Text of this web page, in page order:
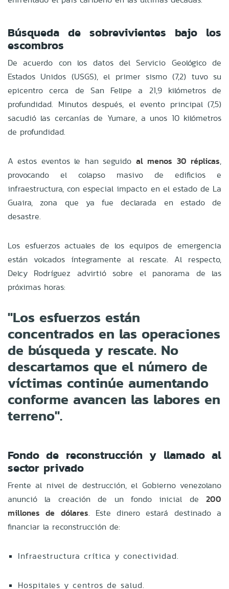
Búsqueda de sobrevivientes bajo los
escombros
De acuerdo con los datos del Servicio Geológico de
Estados Unidos (USGS), el primer sismo (7,2) tuvo su
epicentro cerca de San Felipe a 21,9 kilómetros de
profundidad. Minutos después, el evento principal (7,5)
sacudió las cercanías de Yumare, a unos 10 kilómetros
de profundidad.
A estos eventos le han seguido al menos 30 réplicas,
provocando el colapso masivo de edificios e
infraestructura, con especial impacto en el estado de La
Guaira, zona que ya fue declarada en estado de
desastre.
Los esfuerzos actuales de los equipos de emergencia
están volcados íntegramente al rescate. Al respecto,
Delcy Rodríguez advirtió sobre el panorama de las
próximas horas:
"Los esfuerzos están
concentrados en las operaciones
de búsqueda y rescate. No
descartamos que el número de
víctimas continúe aumentando
conforme avancen las labores en
terreno".
Fondo de reconstrucción y llamado al
sector privado
Frente al nivel de destrucción, el Gobierno venezolano
anunció la creación de un fondo inicial de 200
millones de dólares. Este dinero estará destinado a
financiar la reconstrucción de:
Infraestructura crítica y conectividad.
Hospitales y centros de salud.